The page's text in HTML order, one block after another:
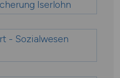
Iserlohn
- Sozialwesen